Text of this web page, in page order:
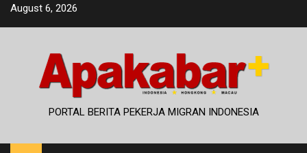
SkipAugust 6, 2026
PORTAL BERITA PEKERJA MIGRAN INDONESIA